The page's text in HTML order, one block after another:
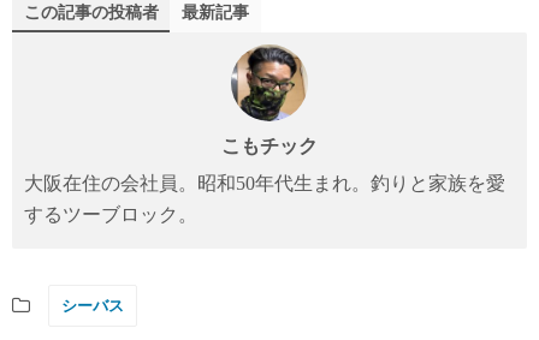
この記事の投稿者 最新記事
こもチック
大阪在住の会社員。昭和50年代生まれ。釣りと家族を愛
するツーブロック。
シーバス